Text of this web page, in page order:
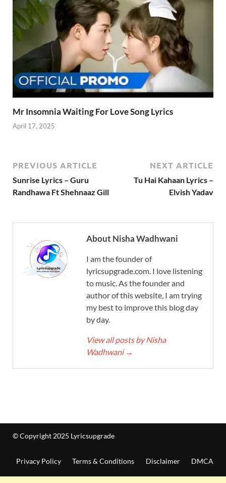
Mr Insomnia Waiting For Love Song Lyrics
April 17, 2025
PREVIOUS ARTICLE
Sunrise Lyrics – Guru
Randhawa Ft Shehnaaz Gill
NEXT ARTICLE
Tu Hai Kahaan Lyrics –
Elvish Yadav
About Nisha Wadhwani
I am the founder of
lyricsupgrade.com. I love listening
to music. As the founder and
author of this website, I am trying
my best to improve this blog day
by day.
View all posts by Nisha
Wadhwani →
© Copyright 2025 Lyricsupgrade
Privacy Policy Terms & Conditions Disclaimer DMCA